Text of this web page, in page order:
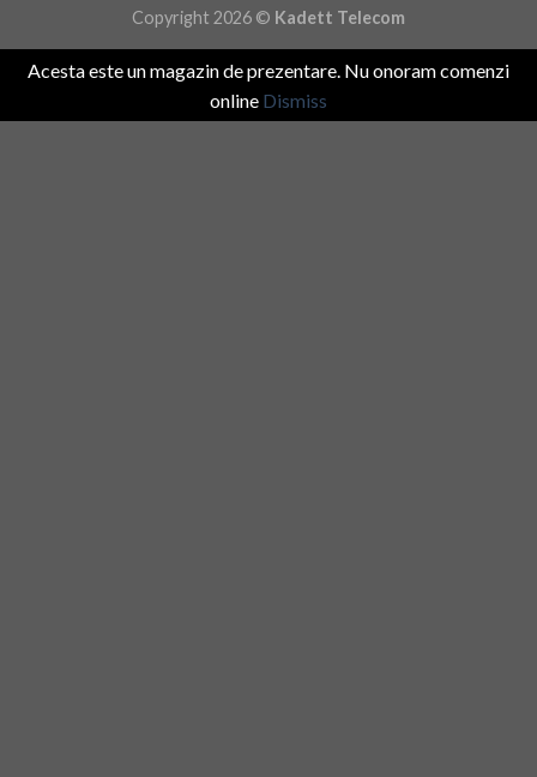
Copyright 2026 © Kadett Telecom
Acesta este un magazin de prezentare. Nu onoram comenzi
online Dismiss